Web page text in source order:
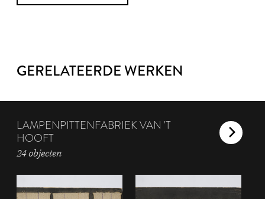
GERELATEERDE WERKEN
LAMPENPITTENFABRIEK VAN 'T
HOOFT
24 objecten